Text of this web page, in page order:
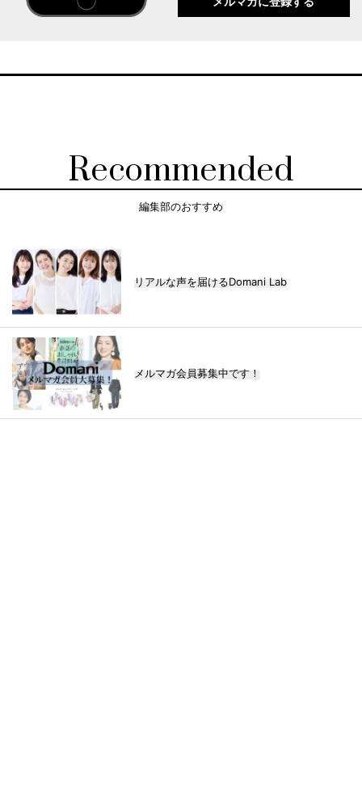
Recommended
編集部のおすすめ
リアルな声を届けるDomani Lab
メルマガ会員募集中です！